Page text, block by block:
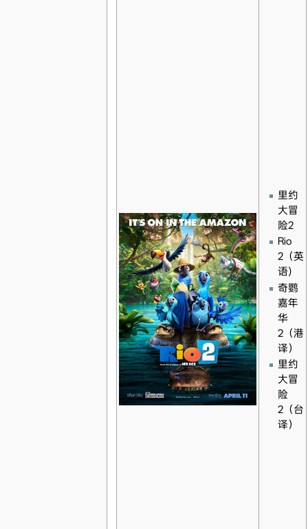
里约
大冒
险2
Rio
2（英
语)
奇鹦
嘉年
华
2（港
译）
里约
大冒
险
2（台
译）